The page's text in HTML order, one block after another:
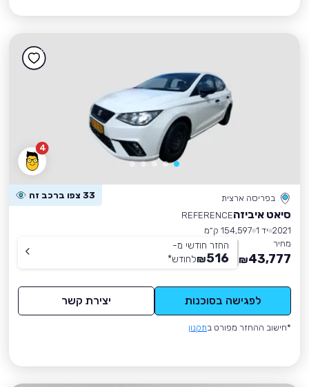
4
בפריסה ארצית 33 צפו ברכב זה
סיאט איביזהREFERENCE
2021 יד 1
154,597 ק״מ
מחיר
43,777
₪
החזר חודשי מ-
516
₪לחודש*
לפגישה בסוכנות יצירת קשר
*חישוב ההחזר מפורט בתקנון